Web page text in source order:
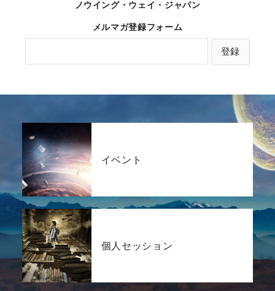
ノウイング・ウェイ・ジャパン
メルマガ登録フォーム
イベント
個人セッション